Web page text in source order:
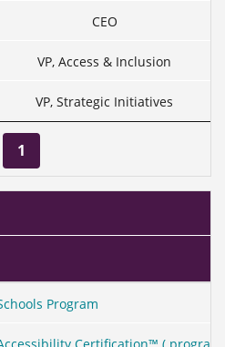
CEO
VP, Access & Inclusion
VP, Strategic Initiatives
1
Program